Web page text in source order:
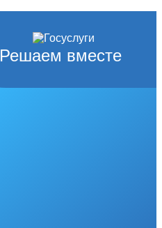
Решаем вместе